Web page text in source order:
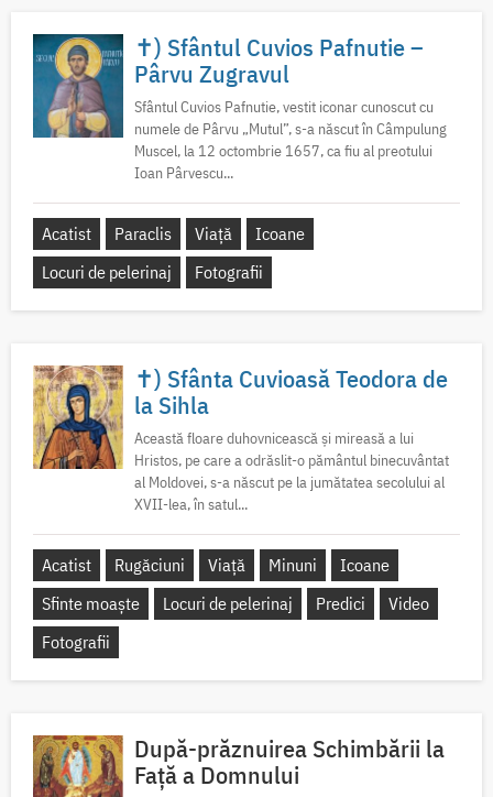
✝) Sfântul Cuvios Pafnutie –
Pârvu Zugravul
Sfântul Cuvios Pafnutie, vestit iconar cunoscut cu
numele de Pârvu „Mutul”, s-a născut în Câmpulung
Muscel, la 12 octombrie 1657, ca fiu al preotului
Ioan Pârvescu...
Acatist Paraclis Viață
Icoane
Locuri de pelerinaj
Fotografii
✝) Sfânta Cuvioasă Teodora de
la Sihla
Această floare duhovnicească și mireasă a lui
Hristos, pe care a odrăslit-o pământul binecuvântat
al Moldovei, s-a născut pe la jumătatea secolului al
XVII-lea, în satul...
Acatist Rugăciuni Viață Minuni
Icoane
Sfinte moaște
Locuri de pelerinaj Predici
Video
Fotografii
După-prăznuirea Schimbării la
Față a Domnului